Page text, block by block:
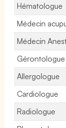
Hématologue
Médecin
Médecin
Gérontologue
Allergologue
Cardiologue
Radiologue